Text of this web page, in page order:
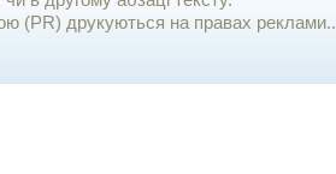
(PR) друкуються на правах реклами..